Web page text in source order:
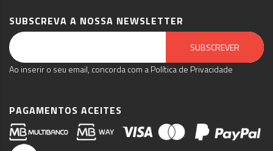
SUBSCREVA A NOSSA NEWSLETTER
SUBSCREVER
Email Marketing by E-goi
Ao inserir o seu email, concorda com a Política de Privacidade
PAGAMENTOS ACEITES